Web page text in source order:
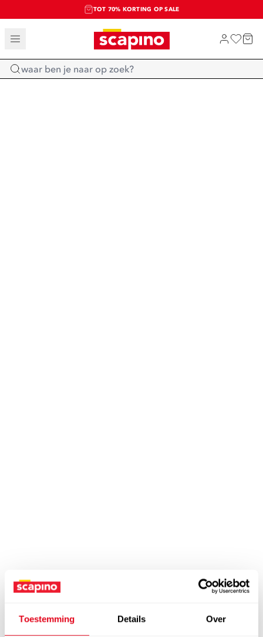
Toestemming Details Over
TOT 70% KORTING OP SALE
SALE: LAATSTE KANS!
SHOP NIEUW
Home